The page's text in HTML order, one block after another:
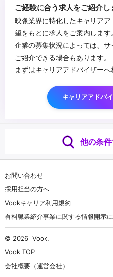
ご経験に合う求人をご紹介し
映像業界に特化したキャリア
望をもとに求人をご案内します。
企業の募集状況によっては、
ご紹介できる場合もあります。
まずはキャリアアドバイザーへ
キャリアアドバ
他の条
お問い合わせ
採用担当の方へ
Vookキャリア利用規約
有料職業紹介事業に関する情報開示
© 2026 Vook.
Vook TOP
会社概要（運営会社）